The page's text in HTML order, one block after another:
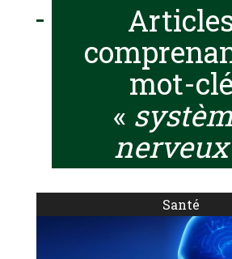
mot-clé
«
nerveux
Santé